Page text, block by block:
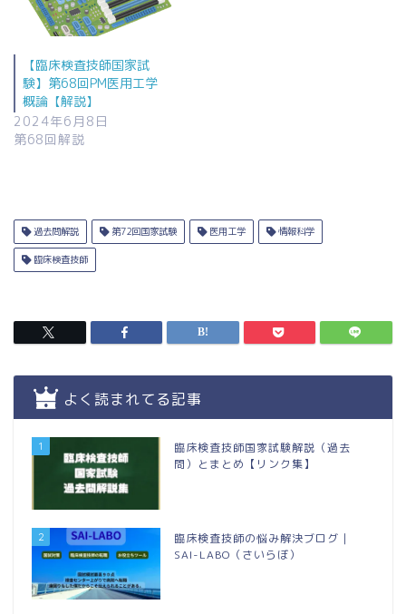
【臨床検査技師国家試
験】第68回PM医用工学
概論【解説】
2024年6月8日
第68回解説
過去問解説 第72回国家試験 医用工学 情報科学
臨床検査技師
よく読まれてる記事
1
臨床検査技師国家試験解説（過去
問）とまとめ【リンク集】
2
臨床検査技師の悩み解決ブログ｜
SAI-LABO（さいらぼ）